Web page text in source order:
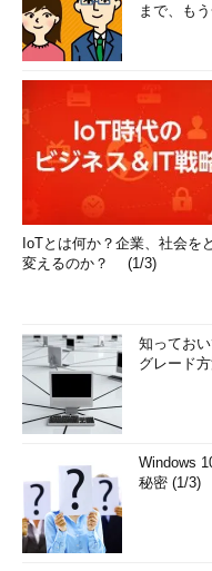
まで、も
IoTとは何か？企業、社会を
変えるのか？ (1/3)
知ってお
グレード
Windows
秘密 (1/3)